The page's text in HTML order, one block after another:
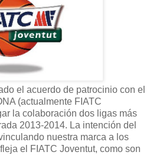
el acuerdo de patrocinio con el
(actualmente FIATC
la colaboración dos ligas más
2013-2014. La intención del
nuestra marca a los
el FIATC Joventut, como son